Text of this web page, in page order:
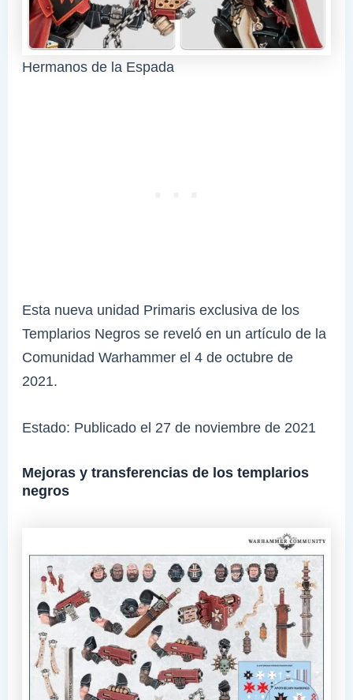
Hermanos de la Espada
Esta nueva unidad Primaris exclusiva de los
Templarios Negros se reveló en un artículo de la
Comunidad Warhammer el 4 de octubre de
2021.
Estado: Publicado el 27 de noviembre de 2021
Mejoras y transferencias de los templarios
negros